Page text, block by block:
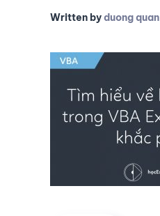
Written byduong quan